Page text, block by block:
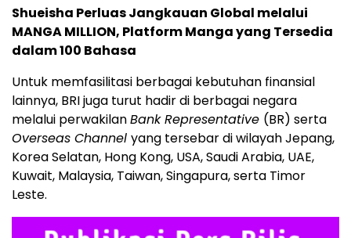
Shueisha Perluas Jangkauan Global melalui
MANGA MILLION, Platform Manga yang Tersedia
dalam 100 Bahasa
Untuk memfasilitasi berbagai kebutuhan finansial
lainnya, BRI juga turut hadir di berbagai negara
melalui perwakilanBank Representative (BR) serta
Overseas Channel yang tersebar di wilayah Jepang,
Korea Selatan, Hong Kong, USA, Saudi Arabia, UAE,
Kuwait, Malaysia, Taiwan, Singapura, serta Timor
Leste.